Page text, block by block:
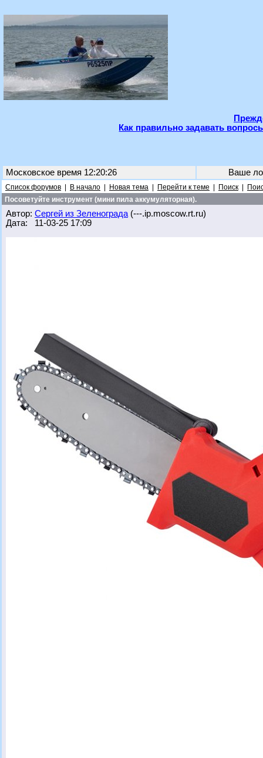
Как правильно задавать
Московское время 12:20:26 Ваше
Список форумов В начало Новая тема Перейти к теме Поиск
Посоветуйте инструмент (мини пила аккумуляторная).
Автор: Сергей из Зеленограда (---.ip.moscow.rt.ru)
Дата: 11-03-25 17:09